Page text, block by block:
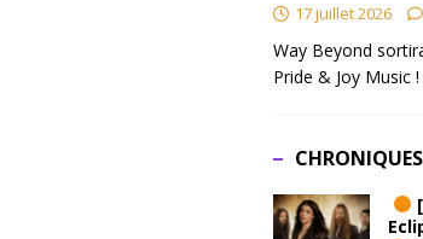
17 juillet 2026
Way Beyond
Pride & Joy Music !